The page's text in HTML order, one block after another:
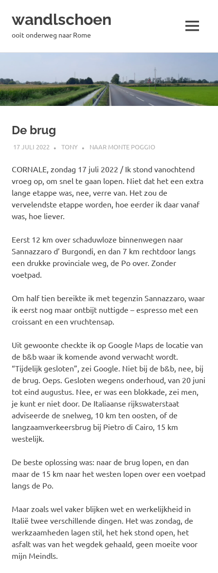
inhoud
springen
wandlschoen
ooit onderweg naar Rome MENU
De brug
17 JULI 2022 TONY NAAR MONTE POGGIO
CORNALE, zondag 17 juli 2022 / Ik stond vanochtend
vroeg op, om snel te gaan lopen. Niet dat het een extra
lange etappe was, nee, verre van. Het zou de
vervelendste etappe worden, hoe eerder ik daar vanaf
was, hoe liever.
Eerst 12 km over schaduwloze binnenwegen naar
Sannazzaro d’ Burgondi, en dan 7 km rechtdoor langs
een drukke provinciale weg, de Po over. Zonder
voetpad.
Om half tien bereikte ik met tegenzin Sannazzaro, waar
ik eerst nog maar ontbijt nuttigde – espresso met een
croissant en een vruchtensap.
Uit gewoonte checkte ik op Google Maps de locatie van
de b&b waar ik komende avond verwacht wordt.
“Tijdelijk gesloten”, zei Google. Niet bij de b&b, nee, bij
de brug. Oeps. Gesloten wegens onderhoud, van 20 juni
tot eind augustus. Nee, er was een blokkade, zei men,
je kunt er niet door. De Italiaanse rijkswaterstaat
adviseerde de snelweg, 10 km ten oosten, of de
langzaamverkeersbrug bij Pietro di Cairo, 15 km
westelijk.
De beste oplossing was: naar de brug lopen, en dan
maar de 15 km naar het westen lopen over een voetpad
langs de Po.
Maar zoals wel vaker blijken wet en werkelijkheid in
Italië twee verschillende dingen. Het was zondag, de
werkzaamheden lagen stil, het hek stond open, het
asfalt was van het wegdek gehaald, geen moeite voor
mijn Meindls.